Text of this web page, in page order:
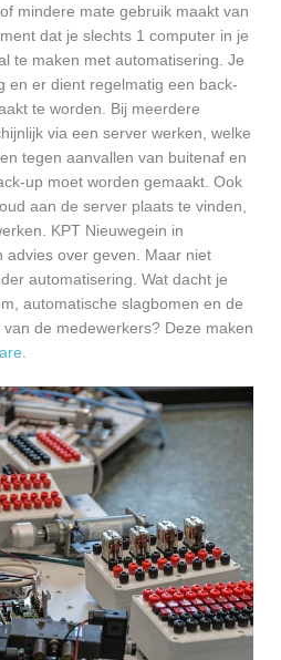
mindere mate gebruik maakt van
dat je slechts 1 computer in je
te maken met automatisering. Je
en er dient regelmatig een back-
te worden. Bij meerdere
via een server werken, welke
tegen aanvallen van buitenaf en
up moet worden gemaakt. Ook
aan de server plaats te vinden,
KPT Nieuwegein in
advies over geven. Maar niet
automatisering. Wat dacht je
automatische slagbomen en de
de medewerkers? Deze maken